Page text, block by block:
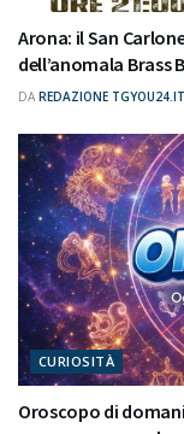
Arona: il San
dell’anomala Brass
DA REDAZIONE TGYOU24.IT
CURIOSITÀ
Oroscopo di